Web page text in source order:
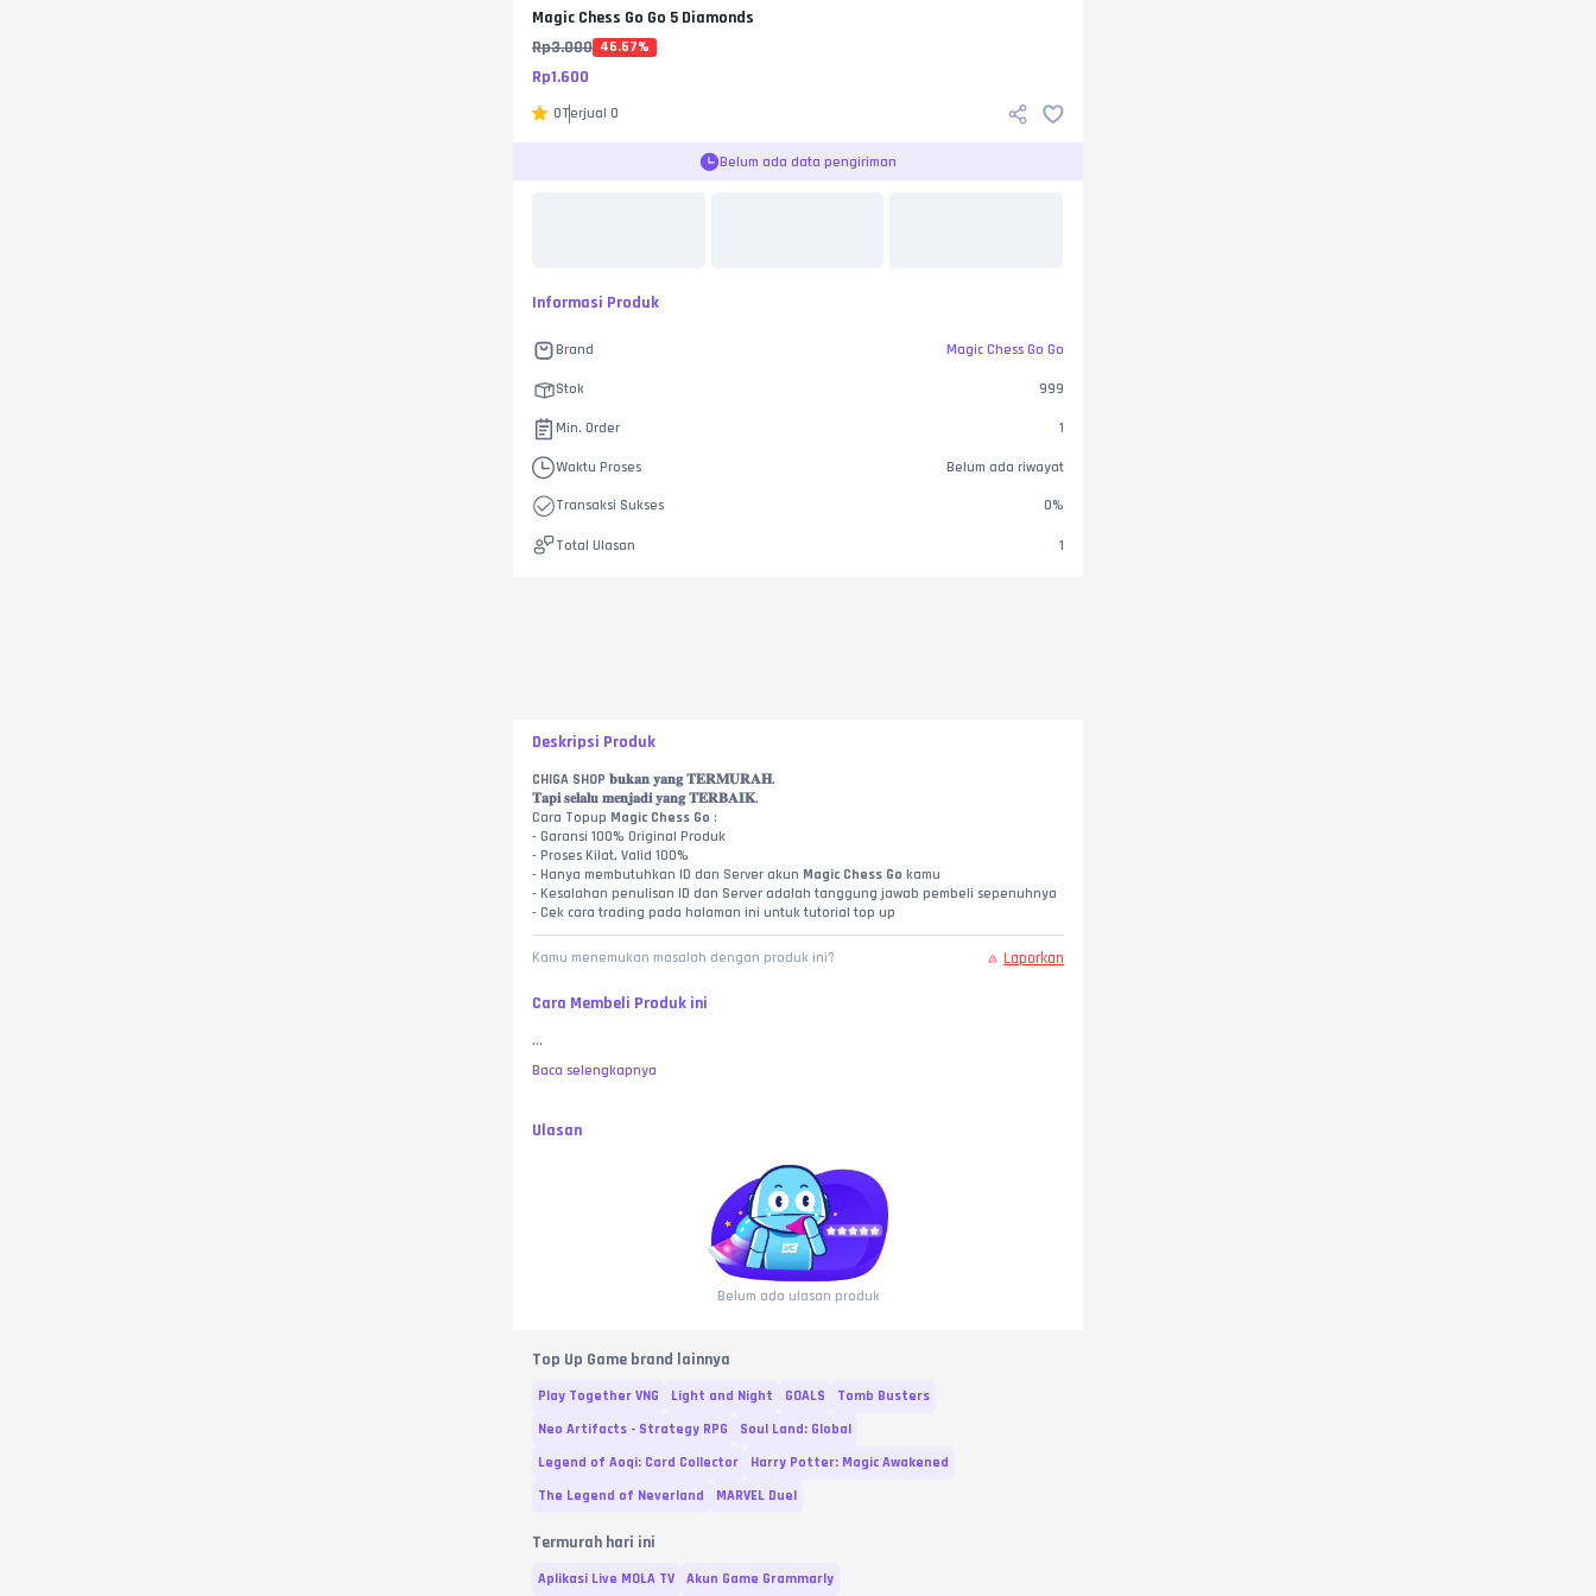
Magic Chess Go Go 5 Diamonds
Rp3.000 46.67%
Rp1.600
0Terjual 0
Belum ada data pengiriman
Informasi Produk
Brand Magic Chess Go Go
Stok 999
Min. Order 1
Waktu Proses Belum ada riwayat
Transaksi Sukses 0%
Total Ulasan 1
Deskripsi Produk
CHIGA SHOP 𝐛𝐮𝐤𝐚𝐧 𝐲𝐚𝐧𝐠 𝐓𝐄𝐑𝐌𝐔𝐑𝐀𝐇.
𝐓𝐚𝐩𝐢 𝐬𝐞𝐥𝐚𝐥𝐮 𝐦𝐞𝐧𝐣𝐚𝐝𝐢 𝐲𝐚𝐧𝐠 𝐓𝐄𝐑𝐁𝐀𝐈𝐊.
Cara Topup Magic Chess Go :
- Garansi 100% Original Produk
- Proses Kilat, Valid 100%
- Hanya membutuhkan ID dan Server akun Magic Chess Go kamu
- Kesalahan penulisan ID dan Server adalah tanggung jawab pembeli sepenuhnya
- Cek cara trading pada halaman ini untuk tutorial top up
Kamu menemukan masalah dengan produk ini? Laporkan
Cara Membeli Produk ini
...
Baca selengkapnya
Ulasan
Belum ada ulasan produk
Top Up Game brand lainnya
Play Together VNG Light and Night GOALS
Tomb Busters
Neo Artifacts - Strategy RPG
Soul Land: Global
Legend of Aoqi: Card Collector
Harry Potter: Magic Awakened
The Legend of Neverland
MARVEL Duel
Termurah hari ini
Aplikasi Live MOLA TV
Akun Game Grammarly